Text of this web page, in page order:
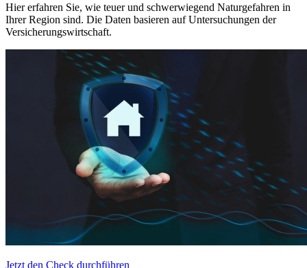
Hier erfahren Sie, wie teuer und schwerwiegend Naturgefahren in
Ihrer Region sind. Die Daten basieren auf Untersuchungen der
Versicherungswirtschaft.
Jetzt den Check durchführen